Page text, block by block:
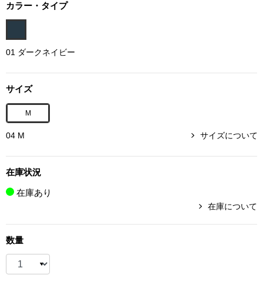
BOGARD 最新号はこちら
ランド
その他
ルームウェア
カラー・タイプ
01 ダークネイビー
サイズ
M
04 M サイズについて
在庫状況
在庫あり
在庫について
数量